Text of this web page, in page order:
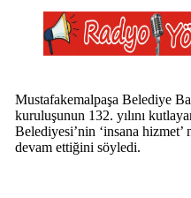
Mustafakemalpaşa Belediye
kuruluşunun 132. yılını
Belediyesi’nin ‘insana
devam ettiğini söyledi.